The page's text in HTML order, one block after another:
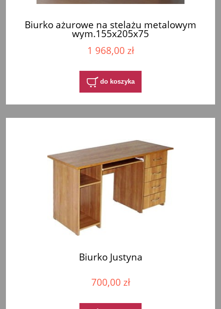
Biurko ażurowe na stelażu metalowym
wym.155x205x75
1 968,00 zł
do koszyka
Biurko Justyna
700,00 zł